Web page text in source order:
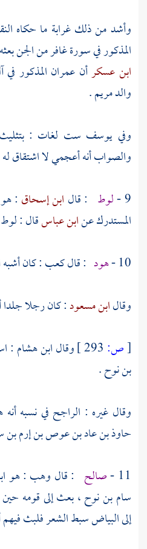
وأشد من ذلك غرابة ما حكاه
المذكور في سورة غافر من الجن
ابن عسكرأن عمران المذكور
والدمريم.
وفي يوسف ست لغات : بتثليث
والصواب أنه أعجمي لا اشتقاق
9 - لوط : قال ابن إسحاق : هو
المستدرك عنابن عباسقال :
10 - هود : قالكعب: كان
وقالابن مسعود: كان رجلا جلدا
[ص: وقالابن هشام :
بن نوح.
وقال غيره : الراجح في نسبه أنه
حاوذ بن عاد بن عوص بن إرم بن
11 - صالح : قال وهب : هو
سام بن نوح ،بعث إلى قومه
إلى البياض سبط الشعر فلبث فيهم